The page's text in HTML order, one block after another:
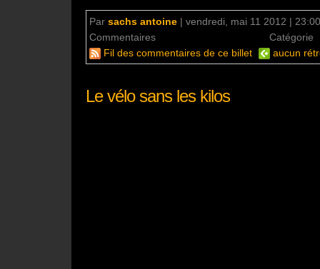
Par sachs antoine | vendredi, mai 11 2012 | 23:00
Commentaires
Catégorie
Fil des commentaires de ce billet
aucun
Le vélo sans les kilos